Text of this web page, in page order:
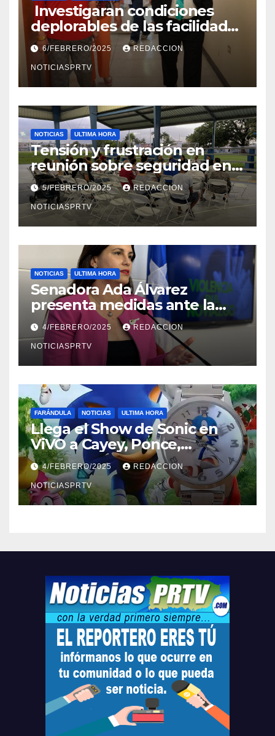
Investigaran condiciones
deplorables de las facilidades
el Departamento de la Salud
en Mayagüez
6/FEBRERO/2025 REDACCION
NOTICIASPRTV
NOTICIAS ULTIMA HORA
Tensión y frustración en
reunión sobre seguridad en
Reparto Metropolitano
5/FEBRERO/2025 REDACCION
NOTICIASPRTV
NOTICIAS ULTIMA HORA
Senadora Ada Álvarez
presenta medidas ante la
violencia en el noviazgo
4/FEBRERO/2025 REDACCION
NOTICIASPRTV
FARÁNDULA NOTICIAS ULTIMA HORA
Llega el Show de Sonic en
ViVO a Cayey, Ponce,
Barceloneta y Humacao,
Relojes gratis para el que
compre ahora….
4/FEBRERO/2025 REDACCION
NOTICIASPRTV